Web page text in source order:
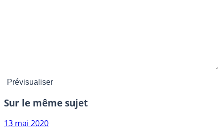
Sur le même sujet